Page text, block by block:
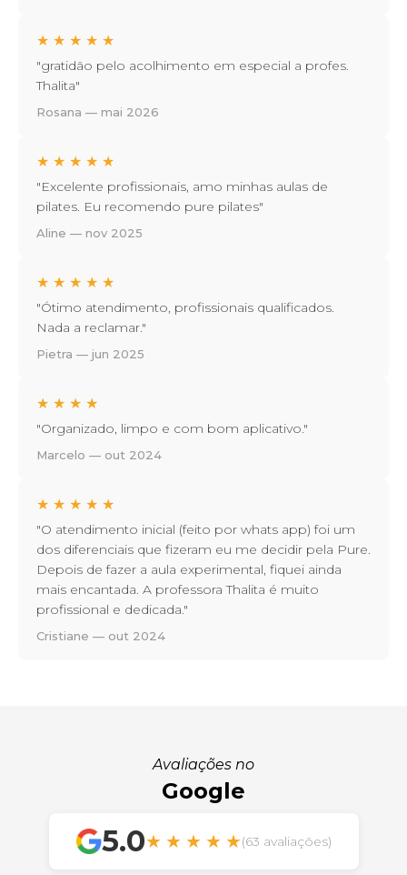
★ ★ ★ ★ ★
"gratidão pelo acolhimento em especial a profes.
Thalita"
Rosana — mai 2026
★ ★ ★ ★ ★
"Excelente profissionais, amo minhas aulas de
pilates. Eu recomendo pure pilates"
Aline — nov 2025
★ ★ ★ ★ ★
"Ótimo atendimento, profissionais qualificados.
Nada a reclamar."
Pietra — jun 2025
★ ★ ★ ★
"Organizado, limpo e com bom aplicativo."
Marcelo — out 2024
★ ★ ★ ★ ★
"O atendimento inicial (feito por whats app) foi um
dos diferenciais que fizeram eu me decidir pela Pure.
Depois de fazer a aula experimental, fiquei ainda
mais encantada. A professora Thalita é muito
profissional e dedicada."
Cristiane — out 2024
Avaliações no
Google
5.0★ ★ ★ ★ ★(63 avaliações)